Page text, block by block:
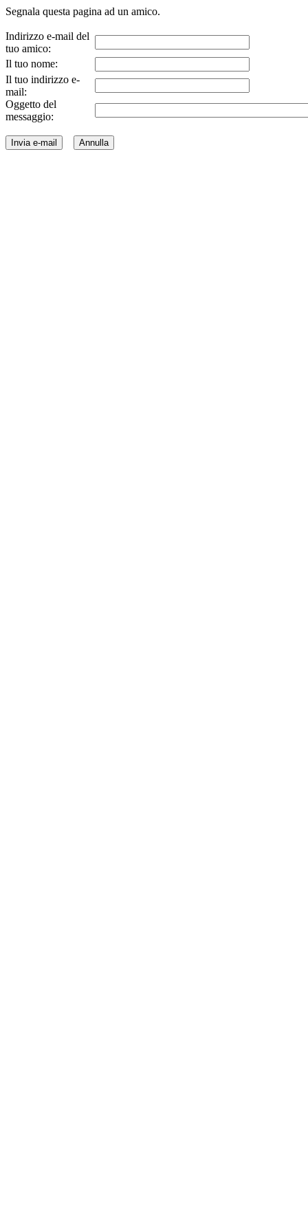
Segnala questa pagina ad un amico.
Indirizzo e-mail del
tuo amico:
Il tuo nome:
Il tuo indirizzo e-
mail:
Oggetto del
messaggio: